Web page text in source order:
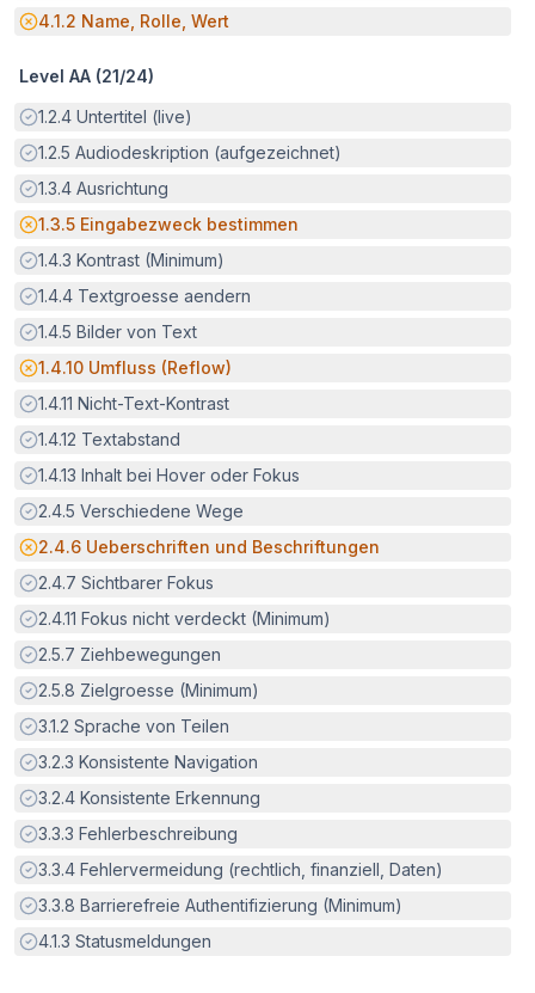
Potenzielle Barriere:
4.1.2 Name, Rolle, Wert
Level AA (21/24)
Erfüllt:
1.2.4 Untertitel (live)
Erfüllt:
1.2.5 Audiodeskription (aufgezeichnet)
Erfüllt:
1.3.4 Ausrichtung
Potenzielle Barriere:
1.3.5 Eingabezweck bestimmen
Erfüllt:
1.4.3 Kontrast (Minimum)
Erfüllt:
1.4.4 Textgroesse aendern
Erfüllt:
1.4.5 Bilder von Text
Potenzielle Barriere:
1.4.10 Umfluss (Reflow)
Erfüllt:
1.4.11 Nicht-Text-Kontrast
Erfüllt:
1.4.12 Textabstand
Erfüllt:
1.4.13 Inhalt bei Hover oder Fokus
Erfüllt:
2.4.5 Verschiedene Wege
Potenzielle Barriere:
2.4.6 Ueberschriften und Beschriftungen
Erfüllt:
2.4.7 Sichtbarer Fokus
Erfüllt:
2.4.11 Fokus nicht verdeckt (Minimum)
Erfüllt:
2.5.7 Ziehbewegungen
Erfüllt:
2.5.8 Zielgroesse (Minimum)
Erfüllt:
3.1.2 Sprache von Teilen
Erfüllt:
3.2.3 Konsistente Navigation
Erfüllt:
3.2.4 Konsistente Erkennung
Erfüllt:
3.3.3 Fehlerbeschreibung
Erfüllt:
3.3.4 Fehlervermeidung (rechtlich, finanziell, Daten)
Erfüllt:
3.3.8 Barrierefreie Authentifizierung (Minimum)
Erfüllt:
4.1.3 Statusmeldungen